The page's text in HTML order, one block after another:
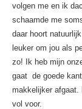
volgen me en ik
schaamde me
daar hoort
leuker om jou als
zo! Ik heb mijn
gaat de goede
makkelijker afgaat.
vol voor.